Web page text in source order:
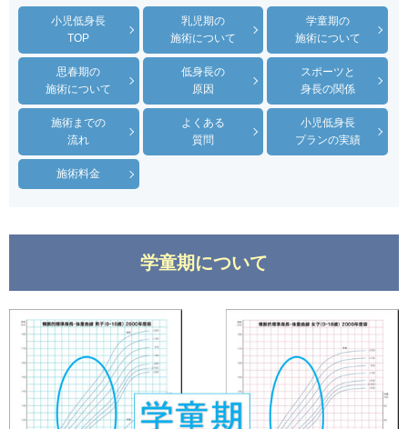
小児低身長
TOP
乳児期の
施術について
学童期の
施術について
思春期の
施術について
低身長の
原因
スポーツと
身長の関係
施術までの
流れ
よくある
質問
小児低身長
プランの実績
施術料金
学童期について